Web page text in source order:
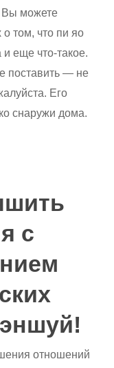
Вы можете
о том, что пи яо
еще что-такое.
поставить — не
Его
снаружи дома.
с
отношений